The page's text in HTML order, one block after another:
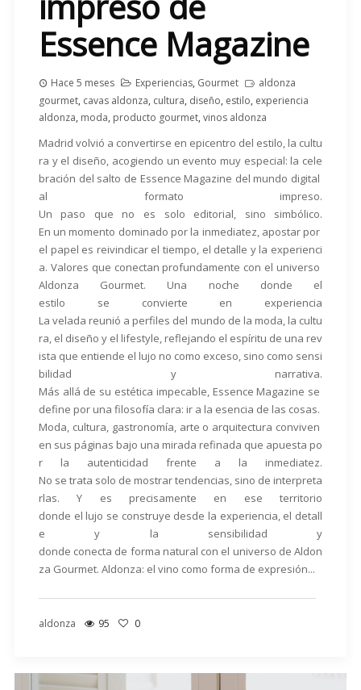
Essence Magazine
Hace 5 meses Experiencias, Gourmet
aldonza
gourmet, cavas aldonza, cultura, diseño, estilo, experiencia
aldonza, moda, producto gourmet, vinos aldonza
Madrid volvió a convertirse en epicentro del estilo, la cultu
ra y el diseño, acogiendo un evento muy especial: la cele
bración del salto de Essence Magazine del mundo digital
al formato impreso.
Un paso que no es solo editorial, sino simbólico.
En un momento dominado por la inmediatez, apostar por
el papel es reivindicar el tiempo, el detalle y la experienci
a. Valores que conectan profundamente con el universo
Aldonza Gourmet. Una noche donde el
estilo se convierte en experiencia
La velada reunió a perfiles del mundo de la moda, la cultu
ra, el diseño y el lifestyle, reflejando el espíritu de una rev
ista que entiende el lujo no como exceso, sino como sensi
bilidad y narrativa.
Más allá de su estética impecable, Essence Magazine se
define por una filosofía clara: ir a la esencia de las cosas.
Moda, cultura, gastronomía, arte o arquitectura conviven
en sus páginas bajo una mirada refinada que apuesta po
r la autenticidad frente a la inmediatez.
No se trata solo de mostrar tendencias, sino de interpreta
rlas. Y es precisamente en ese territorio
donde el lujo se construye desde la experiencia, el detall
e y la sensibilidad y
donde conecta de forma natural con el universo de Aldon
za Gourmet. Aldonza: el vino como forma de expresión...
aldonza 95 0